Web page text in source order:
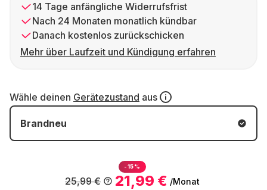
14 Tage anfängliche Widerrufsfrist
Nach 24 Monaten monatlich kündbar
Danach kostenlos zurückschicken
Mehr über Laufzeit und Kündigung erfahren
Wähle deinen Gerätezustand aus
Brandneu
-15%
21,99 € /Monat
25,99 €